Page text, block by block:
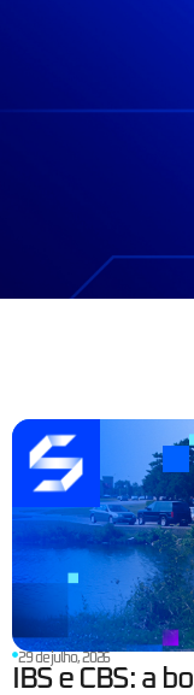
29 de julho, 2026
IBS e CBS: a